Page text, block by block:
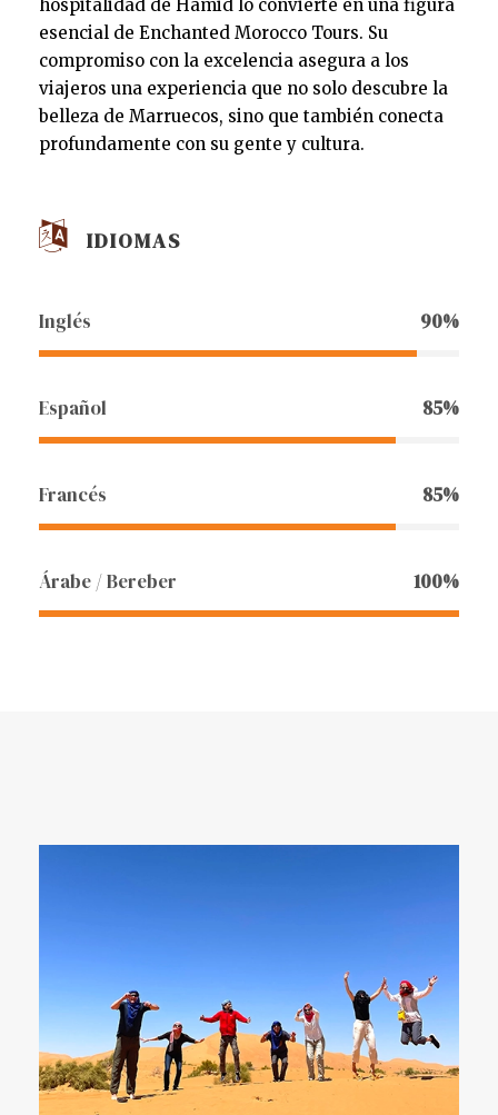
hospitalidad de Hamid lo convierte en una figura
esencial de Enchanted Morocco Tours. Su
compromiso con la excelencia asegura a los
viajeros una experiencia que no solo descubre la
belleza de Marruecos, sino que también conecta
profundamente con su gente y cultura.
IDIOMAS
Inglés 90%
Español 85%
Francés 85%
Árabe / Bereber 100%